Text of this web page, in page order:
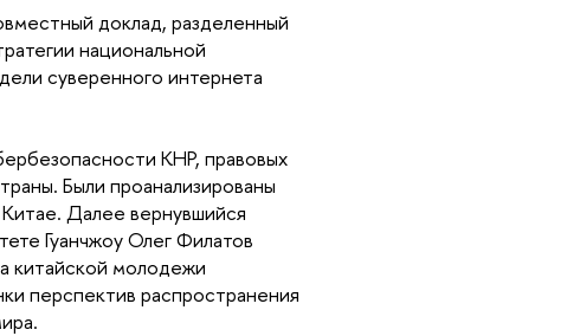
доклад, разделенный
национальной
суверенного интернета
КНР, правовых
Были проанализированы
Далее вернувшийся
Гуанчжоу Олег Филатов
китайской молодежи
перспектив распространения